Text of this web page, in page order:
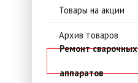
Товары на акции
Архив товаров
Ремонт сварочных
аппаратов